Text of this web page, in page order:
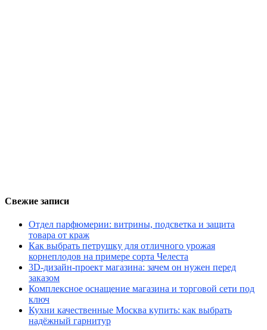
Свежие записи
Отдел парфюмерии: витрины, подсветка и защита
товара от краж
Как выбрать петрушку для отличного урожая
корнеплодов на примере сорта Челеста
3D-дизайн-проект магазина: зачем он нужен перед
заказом
Комплексное оснащение магазина и торговой сети под
ключ
Кухни качественные Москва купить: как выбрать
надёжный гарнитур